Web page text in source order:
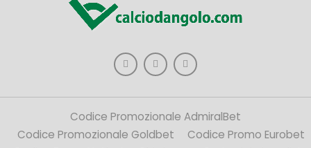
Codice Promozionale AdmiralBet
Codice Promozionale Goldbet
Codice Promo Eurobet